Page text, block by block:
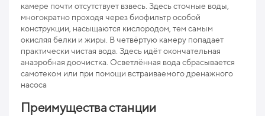
камере почти отсутствует взвесь. Здесь сточные воды,
многократно проходя через биофильтр особой
конструкции, насыщаются кислородом, тем самым
окисляя белки и жиры. В четвёртую камеру попадает
практически чистая вода. Здесь идёт окончательная
анаэробная доочистка. Осветлённая вода сбрасывается
самотеком или при помощи встраиваемого дренажного
насоса
Преимущества станции